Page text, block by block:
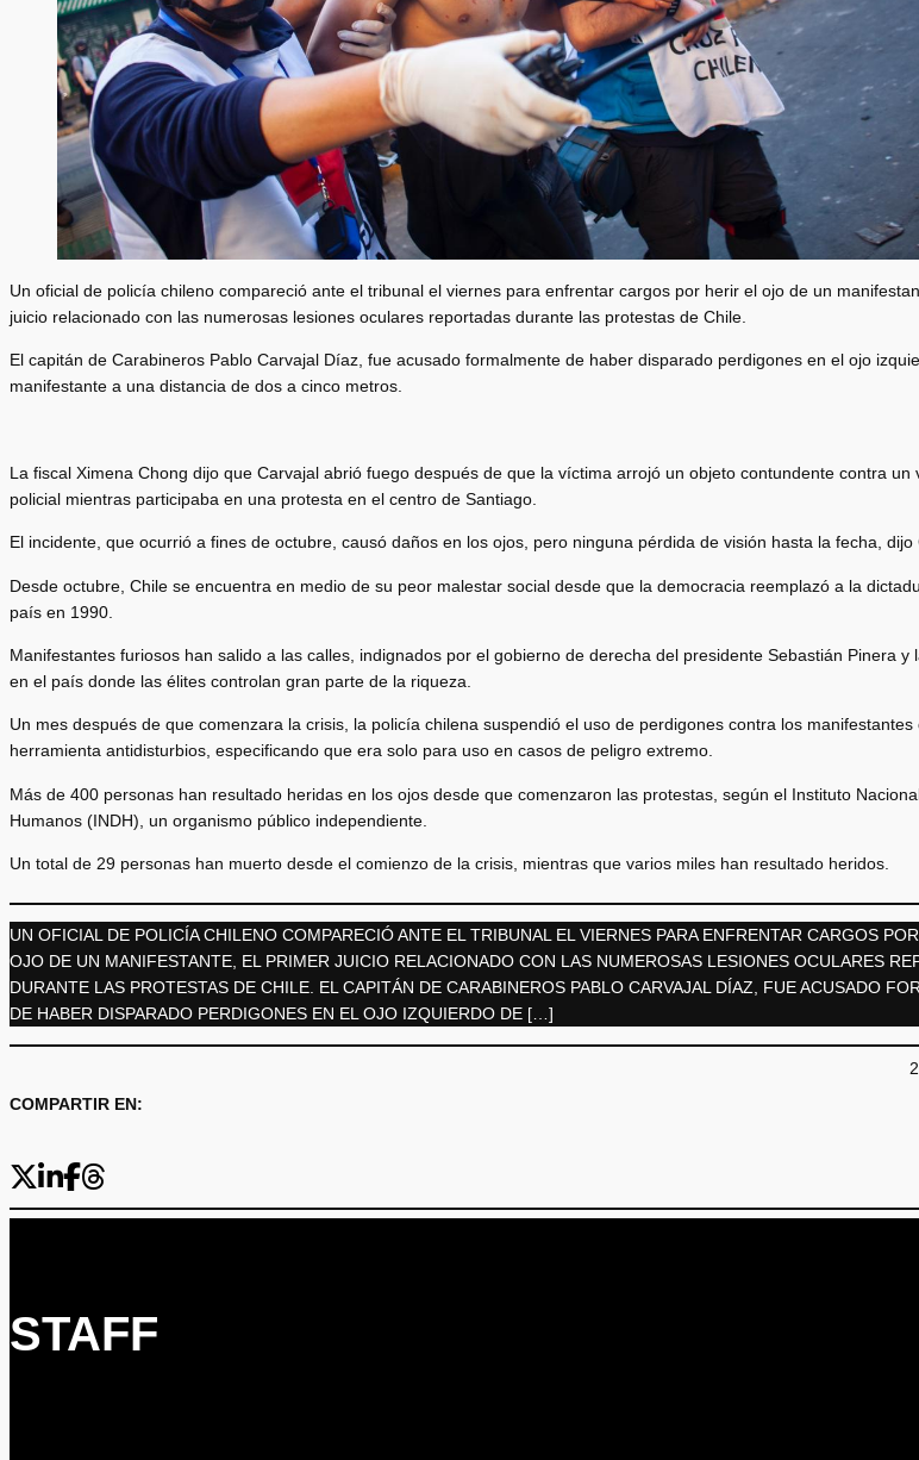
Un oficial de policía chileno compareció ante el tribunal el viernes para enfrentar cargos por herir el ojo de un
juicio relacionado con las numerosas lesiones oculares reportadas durante las protestas de Chile.
El capitán de Carabineros Pablo Carvajal Díaz, fue acusado formalmente de haber disparado perdigones en el ojo
manifestante a una distancia de dos a cinco metros.
La fiscal Ximena Chong dijo que Carvajal abrió fuego después de que la víctima arrojó un objeto contundente contra un
policial mientras participaba en una protesta en el centro de Santiago.
El incidente, que ocurrió a fines de octubre, causó daños en los ojos, pero ninguna pérdida de visión hasta la fecha, dijo
Desde octubre, Chile se encuentra en medio de su peor malestar social desde que la democracia reemplazó a la
país en 1990.
Manifestantes furiosos han salido a las calles, indignados por el gobierno de derecha del presidente Sebastián Pinera y
en el país donde las élites controlan gran parte de la riqueza.
Un mes después de que comenzara la crisis, la policía chilena suspendió el uso de perdigones contra los manifestantes
herramienta antidisturbios, especificando que era solo para uso en casos de peligro extremo.
Más de 400 personas han resultado heridas en los ojos desde que comenzaron las protestas, según el Instituto
Humanos (INDH), un organismo público independiente.
Un total de 29 personas han muerto desde el comienzo de la crisis, mientras que varios miles han resultado heridos.
UN OFICIAL DE POLICÍA CHILENO COMPARECIÓ ANTE EL TRIBUNAL EL VIERNES PARA ENFRENTAR CARGOS
OJO DE UN MANIFESTANTE, EL PRIMER JUICIO RELACIONADO CON LAS NUMEROSAS LESIONES OCULARES
DURANTE LAS PROTESTAS DE CHILE. EL CAPITÁN DE CARABINEROS PABLO CARVAJAL DÍAZ, FUE ACUSADO
DE HABER DISPARADO PERDIGONES EN EL OJO IZQUIERDO DE […]
COMPARTIR EN:
STAFF